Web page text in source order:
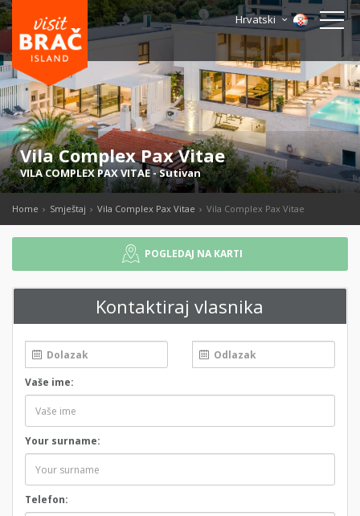
Hrvatski
Vila Complex Pax Vitae
VILA COMPLEX PAX VITAE -Sutivan
Home Smještaj Vila Complex Pax Vitae Vila Complex Pax Vitae
POGLEDAJ NA KARTI
Kontaktiraj vlasnika
Vaše ime:
Your surname:
Telefon: